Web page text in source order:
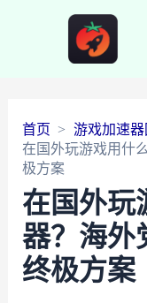
首页
游戏加速器
在国外玩游戏用什
极方案
在国外玩
器？海外
终极方案